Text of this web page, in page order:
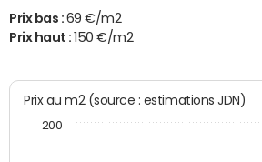
Prix bas : 69 €/m2
Prix haut : 150 €/m2
Prix au m2 (source : estimations JDN)
200